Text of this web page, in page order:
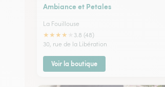
Ambiance et Petales
La Fouillouse
★★★★
3.8 (48)
30, rue de la Libération
Voir la boutique